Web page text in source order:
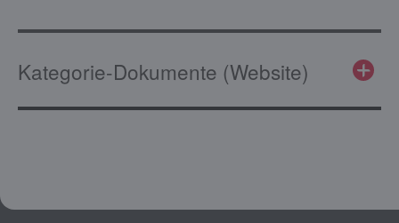
Kategorie-Dokumente (Website)